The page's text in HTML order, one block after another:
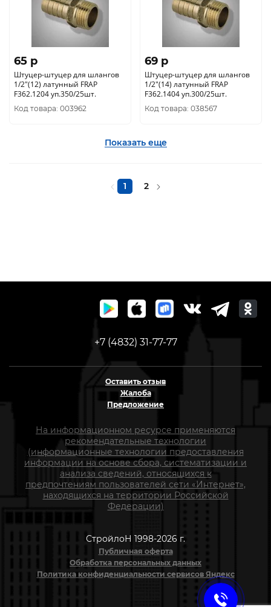
65 p
Штуцер-штуцер для шлангов
1/2"(12) латунный FRAP
F362.1204 уп.350/25шт.
Код товара: 003962
69 p
Штуцер-штуцер для шлангов
1/2"(14) латунный FRAP
F362.1404 уп.300/25шт.
Код товара: 038567
Показать еще
1 2
+7 (4832) 31-77-77
Оставить отзыв
Жалоба
Предложение
На информационном ресурсе применяются
рекомендательные технологии
(информационные технологии предоставления
информации на основе сбора, систематизации и
анализа сведений, относящихся к
предпочтениям пользователей сети «Интернет»,
находящихся на территории Российской
Федерации)
СтройлоН 1998-2026 г.
Публичная оферта
Обработка персональных данных
Политика конфиденциальности сервисов Яндекс